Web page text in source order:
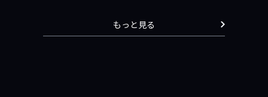
もっと見る